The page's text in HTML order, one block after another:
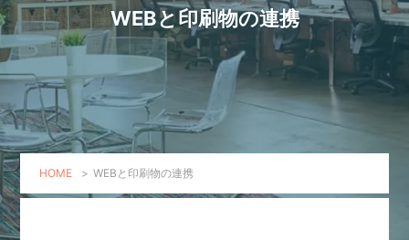
WEBと印刷物の連携
HOME > WEBと印刷物の連携